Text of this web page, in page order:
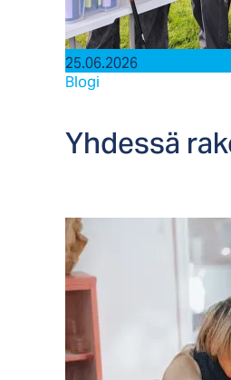
25.06.2026
Blogi
Yh­des­sä